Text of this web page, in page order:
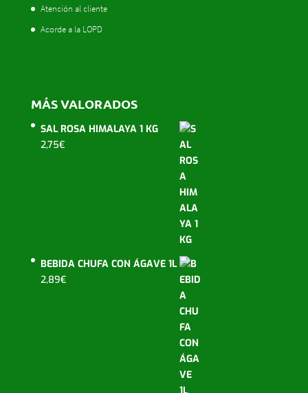
Atención al cliente
Acorde a la LOPD
MÁS VALORADOS
SAL ROSA HIMALAYA 1 KG
2,75€
BEBIDA CHUFA CON ÁGAVE 1L
2,89€